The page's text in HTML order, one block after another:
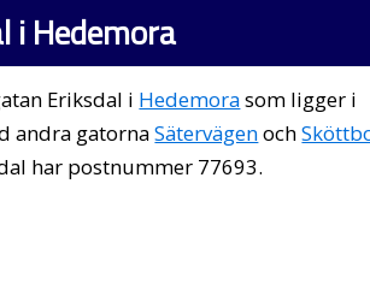
i Hedemora
Eriksdal i Hedemorasom ligger i
andra gatornaSätervägenoch
har postnummer 77693.